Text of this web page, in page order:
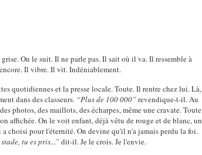
On le suit. Il ne parle pas. Il sait où il va. Il ressemble à
Il vibre. Il vit. Indéniablement.
quotidiennes et la presse locale. Toute. Il rentre chez lui. Là,
dans des classeurs. “Plus de 100 000”revendique-t-il. Au
photos, des maillots, des écharpes, même une cravate. Toute
affichée. On le voit enfant, déjà vêtu de rouge et de blanc, un
choisi pour l'éternité. On devine qu'il n'a jamais perdu la foi.
tu es pris...”dit-il. Je le crois. Je l'envie.